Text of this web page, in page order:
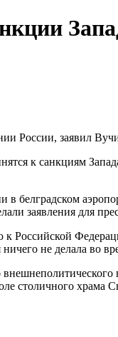
к санкциям
в белградском
заявления для
Российской
не делала во
столичного храма